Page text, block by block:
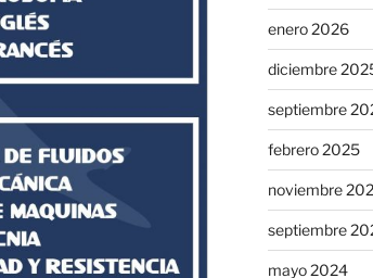
enero 2026
diciembre
septiembre
febrero 2025
noviembre
septiembre
mayo 2024